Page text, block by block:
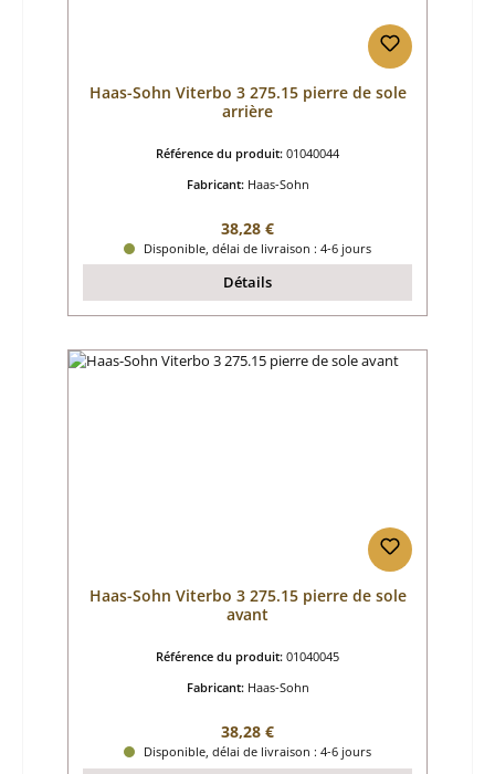
Haas-Sohn Viterbo 3 275.15 pierre de sole
arrière
Référence du produit: 01040044
Fabricant: Haas-Sohn
Prix régulier :
38,28 €
Disponible, délai de livraison : 4-6 jours
Détails
Haas-Sohn Viterbo 3 275.15 pierre de sole
avant
Référence du produit: 01040045
Fabricant: Haas-Sohn
Prix régulier :
38,28 €
Disponible, délai de livraison : 4-6 jours